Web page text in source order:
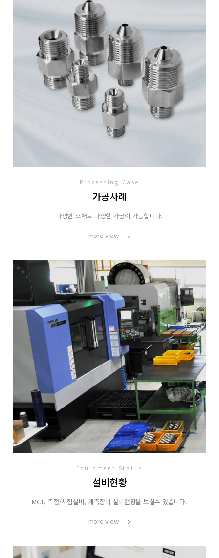
Processing Case
가공사례
다양한 소재로 다양한 가공이 가능합니다.
more view
Equipment Status
설비현황
MCT, 측정/시험설비, 계측장비 설비현황을 보실수 있습니다.
more view